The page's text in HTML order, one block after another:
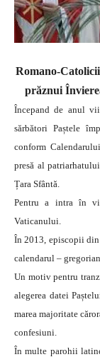
Romano-
prăznui
Începand de anul
sărbători Paștele
conform
presă al
Țara Sfântă.
Pentru a intra în
Vaticanului.
În 2013, episcopii
calendarul –
Un motiv pentru
alegerea datei
marea majoritate
confesiuni.
În multe parohii